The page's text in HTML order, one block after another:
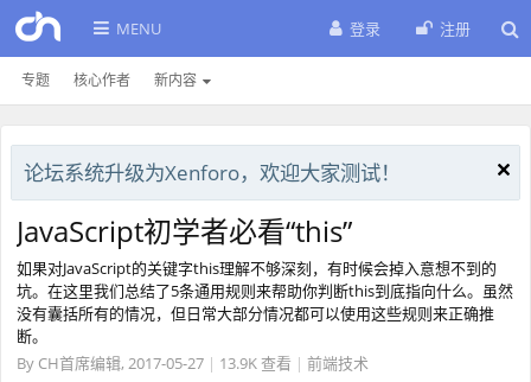
MENU
专题 核心作者 新内容
登录 注册
论坛系统升级为Xenforo，欢迎大家测试！
JavaScript初学者必看“this”
如果对JavaScript的关键字this理解不够深刻，有时候会掉入意想不到的
坑。在这里我们总结了5条通用规则来帮助你判断this到底指向什么。虽然
没有囊括所有的情况，但日常大部分情况都可以使用这些规则来正确推
断。
By CH首席编辑, 2017-05-27 | 13.9K 查看 | 前端技术